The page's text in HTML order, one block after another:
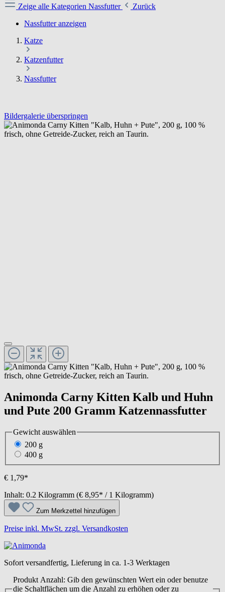
Zeige alle Kategorien Nassfutter
Zurück
Nassfutter anzeigen
Katze
Katzenfutter
Nassfutter
Bildergalerie überspringen
Animonda Carny Kitten Kalb und Huhn
und Pute 200 Gramm Katzennassfutter
Gewicht auswählen
200 g
400 g
€ 1,79*
Inhalt: 0.2 Kilogramm (€ 8,95* / 1 Kilogramm)
Zum Merkzettel hinzufügen
Preise inkl. MwSt. zzgl. Versandkosten
Sofort versandfertig, Lieferung in ca. 1-3 Werktagen
Produkt Anzahl: Gib den gewünschten Wert ein oder benutze
die Schaltflächen um die Anzahl zu erhöhen oder zu